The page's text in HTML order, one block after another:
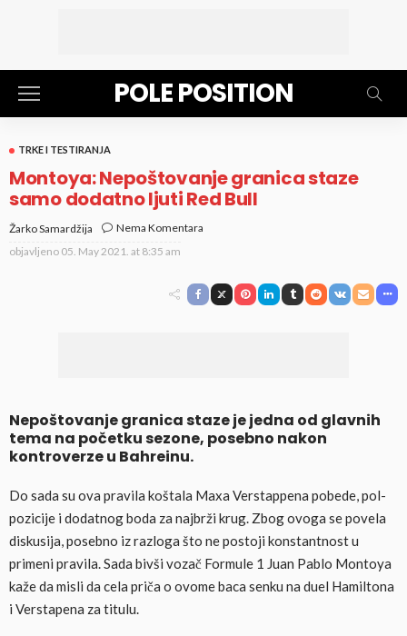
POLE POSITION
TRKE I TESTIRANJA
Montoya: Nepoštovanje granica staze
samo dodatno ljuti Red Bull
Žarko Samardžija
Nema Komentara
objavljeno 05. May 2021. at 8:35 am
Nepoštovanje granica staze je jedna od glavnih
tema na početku sezone, posebno nakon
kontroverze u Bahreinu.
Do sada su ova pravila koštala Maxa Verstappena pobede, pol-
pozicije i dodatnog boda za najbrži krug. Zbog ovoga se povela
diskusija, posebno iz razloga što ne postoji konstantnost u
primeni pravila. Sada bivši vozač Formule 1 Juan Pablo Montoya
kaže da misli da cela priča o ovome baca senku na duel Hamiltona
i Verstapena za titulu.